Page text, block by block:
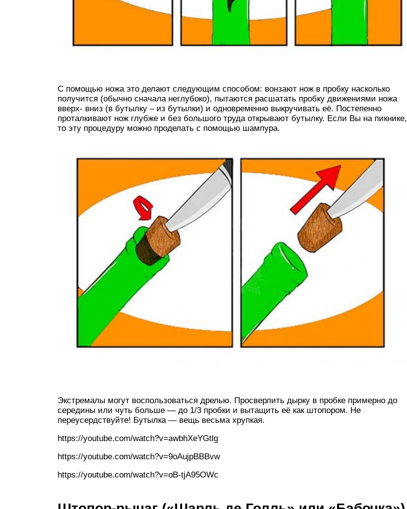
С помощью ножа это делают следующим способом: вонзают нож в пробку насколько
получится (обычно сначала неглубоко), пытаются расшатать пробку движениями ножа
вверх- вниз (в бутылку – из бутылки) и одновременно выкручивать её. Постепенно
проталкивают нож глубже и без большого труда открывают бутылку. Если Вы на пикнике,
то эту процедуру можно проделать с помощью шампура.
Экстремалы могут воспользоваться дрелью. Просверлить дырку в пробке примерно до
середины или чуть больше — до 1/3 пробки и вытащить её как штопором. Не
переусердствуйте! Бутылка — вещь весьма хрупкая.
https://youtube.com/watch?v=awbhXeYGtlg
https://youtube.com/watch?v=9oAujpBBBvw
https://youtube.com/watch?v=oB-tjA95OWc